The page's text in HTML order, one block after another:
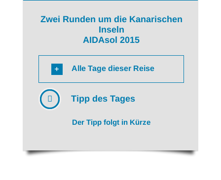
Zwei Runden um die Kanarischen
Inseln
AIDAsol 2015
Alle Tage dieser Reise
Tipp des Tages
Der Tipp folgt in Kürze